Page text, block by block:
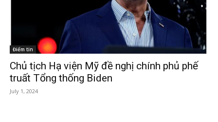
Điểm tin
Chủ tịch Hạ viện Mỹ đề nghị chính phủ phế
truất Tổng thống Biden
July 1, 2024